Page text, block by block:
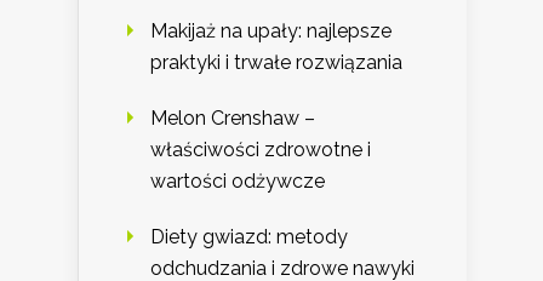
Makijaż na upały: najlepsze
praktyki i trwałe rozwiązania
Melon Crenshaw –
właściwości zdrowotne i
wartości odżywcze
Diety gwiazd: metody
odchudzania i zdrowe nawyki